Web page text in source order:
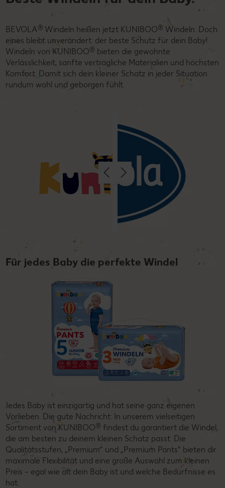
BEVOLA ® Windeln heißen jetzt KUNIBOO® Windeln. Doch
eines bleibt unverändert: der beste Schutz für dein Baby!
Windeln von KUNIBOO® bieten die gewohnte
Verlässlichkeit, sanfte verträgliche Materialien und höchsten
Komfort. Damit sich dein kleiner Schatz in jeder Situation
rundum wohl und geborgen fühlt.
Für jedes Baby die perfekte Windel
Jedes Baby ist einzigartig und hat seine ganz eigenen
Vorlieben. Die gute Nachricht: In unserem vielseitigen
Sortiment von KUNIBOO® findest du garantiert die Windel,
die am besten zu deinem kleinen Schatz passt. Die
Qualitätsstufen, „Premium“ und „Premium Pants“ bieten dir
maximale Flexibilität und eine große Auswahl zum kleinen
Preis – egal wie alt dein Baby ist und welche Bedürfnisse es
hat.